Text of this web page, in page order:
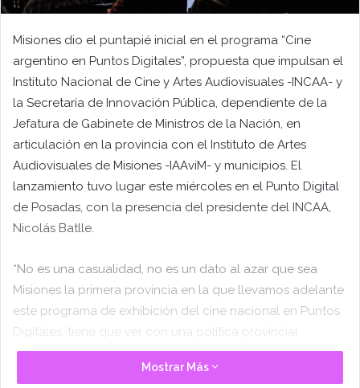
Misiones dio el puntapié inicial en el programa “Cine
argentino en Puntos Digitales”, propuesta que impulsan el
Instituto Nacional de Cine y Artes Audiovisuales -INCAA- y
la Secretaría de Innovación Pública, dependiente de la
Jefatura de Gabinete de Ministros de la Nación, en
articulación en la provincia con el Instituto de Artes
Audiovisuales de Misiones -IAAviM- y municipios. El
lanzamiento tuvo lugar este miércoles en el Punto Digital
de Posadas, con la presencia del presidente del INCAA,
Nicolás Batlle.
“No es una casualidad, no es un dato al azar que sea
Misiones la primera provincia en la que llevamos adelante
este programa de exhibición del cine nacional en Puntos
Digitales, tiene que ver con una política provincial
sostenida”, afirmó Batlle y destacó en ese sentido al
Festival Oberá en Cortos que este año celebrará su 20
Mostrar Más